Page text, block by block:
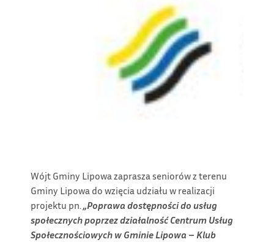
Wójt Gminy Lipowa zaprasza seniorów z terenu
Gminy Lipowa do wzięcia udziału w realizacji
projektu pn.„Poprawa dostępności do usług
społecznych poprzez działalność Centrum Usług
Społecznościowych w Gminie Lipowa – Klub